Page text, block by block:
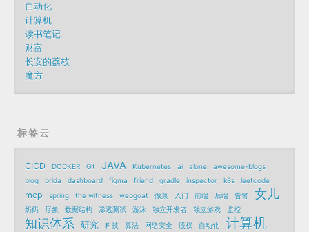
自动化
计算机
读书笔记
财富
长安的荔枝
魔方
标签云
CICD DOCKER Git JAVA Kubernetes ai alone
awesome-blogs
blog
brida dashboard figma friend gradle inspector k8s leetcode
mcp spring the witness webgoat 做菜 入门 前端 后端 告警 女儿
奶奶 形象 数据结构 渗透测试 游泳 独立开发者 独立游戏 监控
知识体系 研究 科技 算法 网络安全 股权 自动化 计算机